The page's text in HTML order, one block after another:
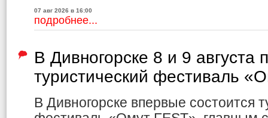
07 авг 2026 в 16:00
подробнее...
В Дивногорске 8 и 9 августа
туристический фестиваль
В Дивногорске впервые состоится